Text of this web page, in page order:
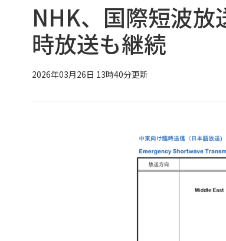
NHK、国際短波放
時放送も継続
2026年03月26日 13時40分更新